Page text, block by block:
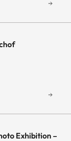
Exhibition –